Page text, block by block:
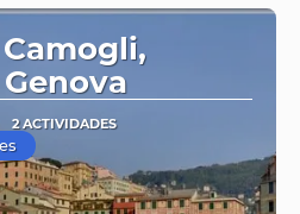
2 ACTIVIDADES